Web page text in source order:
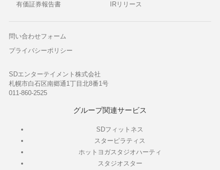
有価証券報告書
IRリリース
問い合わせフォーム
プライバシーポリシー
SDエンターテイメント株式会社
札幌市白石区南郷通1丁目北8番1号
011-860-2525
グループ関連サービス
SDフィットネス
スターピラティス
ホットヨガスタジオハーティ
スタジオスター